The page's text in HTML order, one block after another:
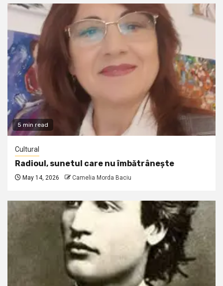
5 min read
Cultural
Radioul, sunetul care nu îmbătrânește
May 14, 2026 Camelia Morda Baciu